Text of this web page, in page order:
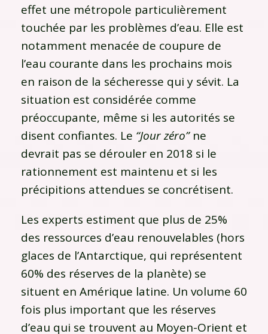
effet une métropole particulièrement
touchée par les problèmes d’eau. Elle est
notamment menacée de coupure de
l’eau courante dans les prochains mois
en raison de la sécheresse qui y sévit. La
situation est considérée comme
préoccupante, même si les autorités se
disent confiantes. Le “Jour zéro”ne
devrait pas se dérouler en 2018 si le
rationnement est maintenu et si les
précipitions attendues se concrétisent.
Les experts estiment que plus de 25%
des ressources d’eau renouvelables (hors
glaces de l’Antarctique, qui représentent
60% des réserves de la planète) se
situent en Amérique latine. Un volume 60
fois plus important que les réserves
d’eau qui se trouvent au Moyen-Orient et